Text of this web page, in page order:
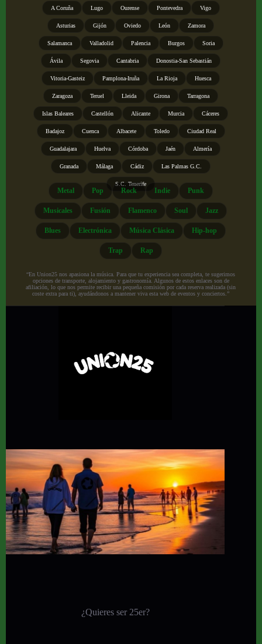
A Coruña Lugo Ourense Pontevedra Vigo
Asturias Gijón Oviedo León Zamora
Salamanca Valladolid Palencia Burgos Soria
Ávila Segovia Cantabria Donostia-San Sebastián
Vitoria-Gasteiz Pamplona-Iruña La Rioja Huesca
Zaragoza Teruel Lleida Girona Tarragona
Islas Baleares Castellón Alicante Murcia Cáceres
Badajoz Cuenca Albacete Toledo Ciudad Real
Guadalajara Huelva Córdoba Jaén Almería
Granada Málaga Cádiz Las Palmas G.C.
S.C. Tenerife
Metal Pop Rock Indie Punk
Musicales Fusión Flamenco Soul Jazz
Blues Electrónica Música Clásica Hip-hop
Trap Rap
“En Union25 nos apasiona la música. Para que tu experiencia sea completa, te sugerimos
opciones de transporte, alojamiento y gastronomía. Algunos de estos enlaces son de
afiliación, lo que nos permite recibir una pequeña comisión por cada reserva realizada (sin
coste extra para ti), ayudándonos a mantener viva esta web de eventos y conciertos.”
¿Quieres ser 25er?